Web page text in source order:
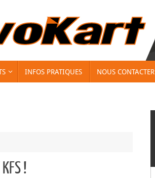
INFOS PRATIQUES NOUS CONTACTER
!